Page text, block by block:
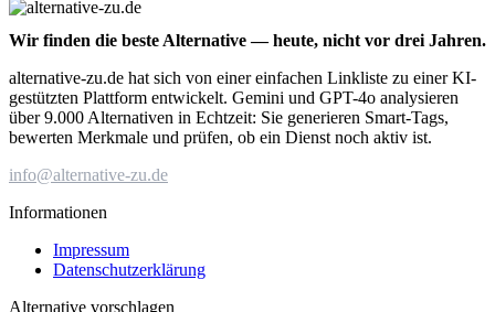
Wir finden die beste Alternative — heute, nicht vor drei Jahren.
alternative-zu.de hat sich von einer einfachen Linkliste zu einer KI-
gestützten Plattform entwickelt. Gemini und GPT-4o analysieren
über 9.000 Alternativen in Echtzeit: Sie generieren Smart-Tags,
bewerten Merkmale und prüfen, ob ein Dienst noch aktiv ist.
info@alternative-zu.de
Informationen
Impressum
Datenschutzerklärung
Alternative vorschlagen